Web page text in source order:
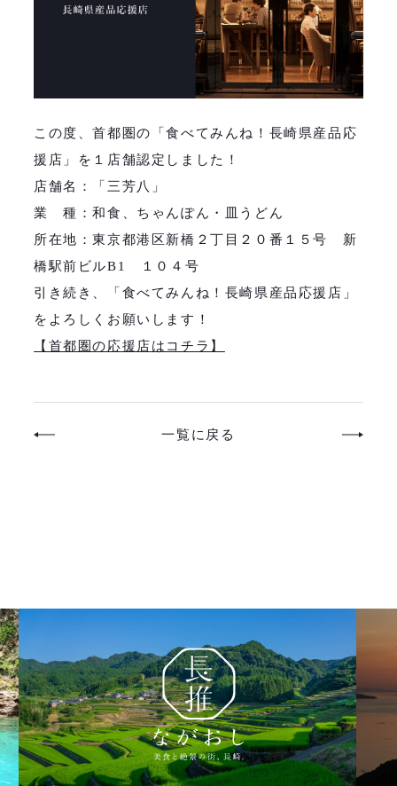
この度、首都圏の「食べてみんね！長崎県産品応
援店」を１店舗認定しました！
店舗名：「三芳八」
業 種：和食、ちゃんぽん・皿うどん
所在地：東京都港区新橋２丁目２０番１５号 新
橋駅前ビルB1 １０４号
引き続き、「食べてみんね！長崎県産品応援店」
をよろしくお願いします！
【首都圏の応援店はコチラ】
一覧に戻る